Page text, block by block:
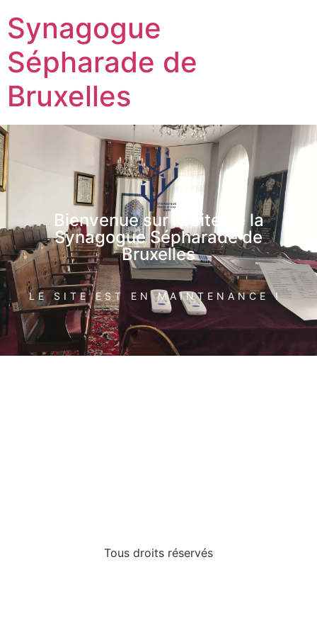
Synagogue
Sépharade de
Bruxelles
Bienvenue sur le site de la
Synagogue Sépharade de
Bruxelles
LE SITE EST EN MAINTENANCE !
Tous droits réservés